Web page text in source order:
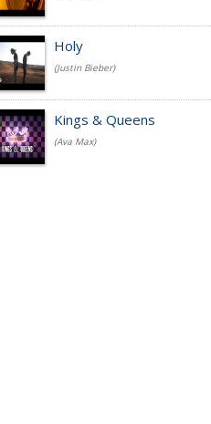
Holy
(Justin Bieber)
Kings & Queens
(Ava Max)